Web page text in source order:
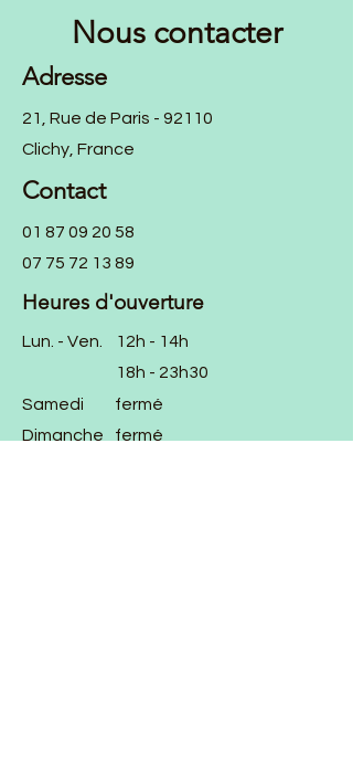
Nous contacter
Adresse
21, Rue de Paris - 92110
Clichy, France
Contact
01 87 09 20 58
07 75 72 13 89
Heures d'ouverture
Lun. - Ven.
12h - 14h
18h - 23h30
Samedi
fermé
Dimanche
fermé